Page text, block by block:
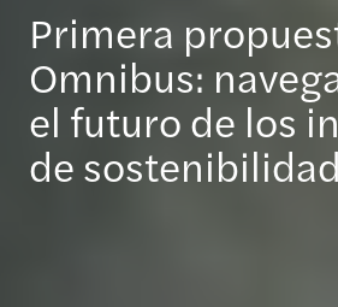
Primera
Omnibus:
el futuro de los
de sostenibilidad